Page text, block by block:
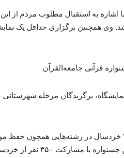
به استقبال مطلوب مردم از این
وی همچنین برگزاری حداقل یک
قرآنی جامعه‌القرآن
برگزیدگان مرحله
در این مراسم، نزدیک به ۴۰ خردسال در
مورد تقدیر قرار